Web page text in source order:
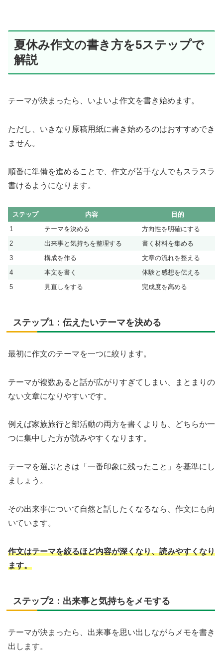
夏休み作文の書き方を5ステップで
解説
テーマが決まったら、いよいよ作文を書き始めます。
ただし、いきなり原稿用紙に書き始めるのはおすすめでき
ません。
順番に準備を進めることで、作文が苦手な人でもスラスラ
書けるようになります。
ステップ 内容
目的
1
テーマを決める
方向性を明確にする
2
出来事と気持ちを整理する
書く材料を集める
3
構成を作る
文章の流れを整える
4
本文を書く
体験と感想を伝える
5
見直しをする 完成度を高める
ステップ1：伝えたいテーマを決める
最初に作文のテーマを一つに絞ります。
テーマが複数あると話が広がりすぎてしまい、まとまりの
ない文章になりやすいです。
例えば家族旅行と部活動の両方を書くよりも、どちらか一
つに集中した方が読みやすくなります。
テーマを選ぶときは「一番印象に残ったこと」を基準にし
ましょう。
その出来事について自然と話したくなるなら、作文にも向
いています。
作文はテーマを絞るほど内容が深くなり、読みやすくなり
ます。
ステップ2：出来事と気持ちをメモする
テーマが決まったら、出来事を思い出しながらメモを書き
出します。